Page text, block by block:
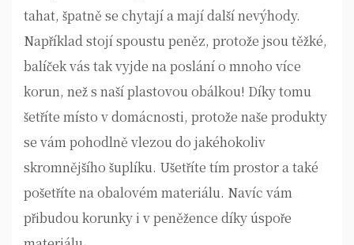
tahat, špatně se chytají a mají další nevýhody.
Například stojí spoustu peněz, protože jsou těžké,
balíček vás tak vyjde na poslání o mnoho více
korun, než s naší plastovou obálkou! Díky tomu
šetříte místo v domácnosti, protože naše produkty
se vám pohodlně vlezou do jakéhokoliv
skromnějšího šuplíku. Ušetříte tím prostor a také
pošetříte na obalovém materiálu. Navíc vám
přibudou korunky i v peněžence díky úspoře